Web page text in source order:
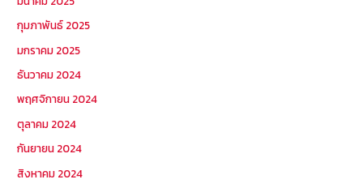
กุมภาพันธ์ 2025
มกราคม 2025
ธันวาคม 2024
พฤศจิกายน 2024
ตุลาคม 2024
กันยายน 2024
สิงหาคม 2024